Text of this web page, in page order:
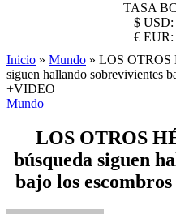
TASA
$ USD:
€ EUR:
Inicio » Mundo » LOS OTROS
siguen hallando sobrevivientes
+VIDEO
Mundo
LOS OTROS
búsqueda siguen
bajo los